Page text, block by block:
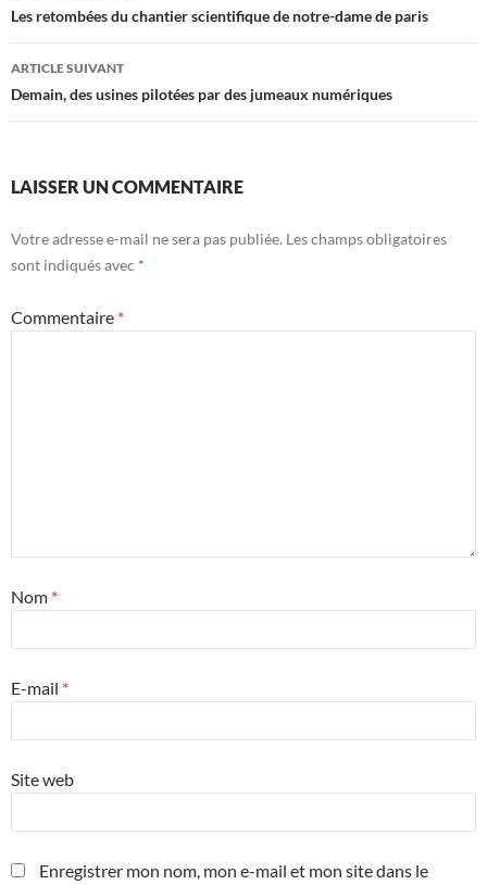
des
articles
Les retombées du chantier scientifique de notre-dame de paris
ARTICLE SUIVANT
Demain, des usines pilotées par des jumeaux numériques
LAISSER UN COMMENTAIRE
Votre adresse e-mail ne sera pas publiée. Les champs obligatoires
sont indiqués avec *
Commentaire *
Nom *
E-mail *
Site web
Enregistrer mon nom, mon e-mail et mon site dans le